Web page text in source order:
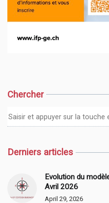
Chercher
Derniers articles
Evolution du
Avril 2026
April 29, 2026